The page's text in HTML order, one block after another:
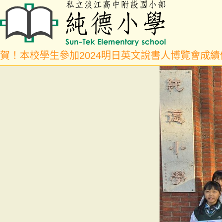
賀！本校學生參加2024明日英文說書人博覽會成